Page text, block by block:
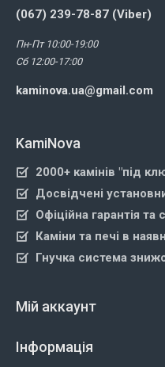
(067) 239-78-87 (Viber)
Пн-Пт 10:00-19:00
Сб 12:00-17:00
kaminova.ua@gmail.com
KamiNova
2000+ камінів "під
Досвідчені
Офіційна гарантія та
Каміни та печі в
Гнучка система
Мій аккаунт
Інформація